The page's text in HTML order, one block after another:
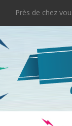
Près de chez